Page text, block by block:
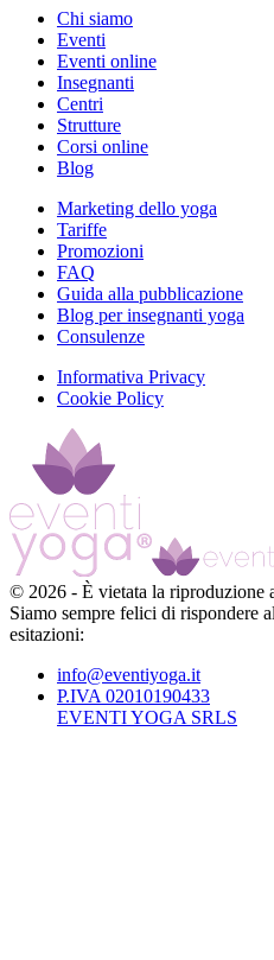
Chi siamo
Eventi
Eventi online
Insegnanti
Centri
Strutture
Corsi online
Blog
Marketing dello yoga
Tariffe
Promozioni
FAQ
Guida alla pubblicazione
Blog per insegnanti yoga
Consulenze
Informativa Privacy
Cookie Policy
© 2026 - È vietata la riproduzione
Siamo sempre felici di rispondere
esitazioni:
info@eventiyoga.it
P.IVA 02010190433
EVENTI YOGA SRLS